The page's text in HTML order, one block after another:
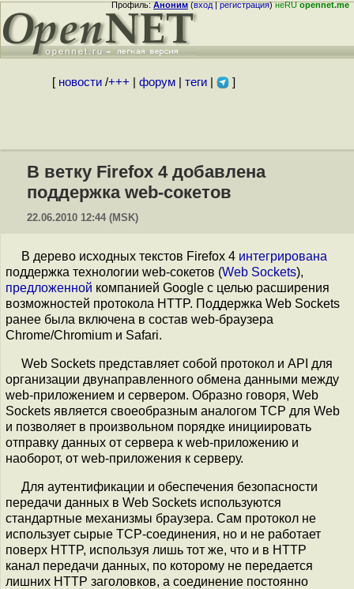
Профиль:Аноним(вход|регистрация)неRUopennet.me
[ новости/+++ форум| теги| ]
В ветку Firefox 4 добавлена
поддержка web-сокетов
22.06.2010 12:44 (MSK)
В дерево исходных текстов Firefox 4 интегрирована
поддержка технологии web-сокетов (Web Sockets),
предложенной компанией Google с целью расширения
возможностей протокола HTTP. Поддержка Web Sockets
ранее была включена в состав web-браузера
Chrome/Chromium и Safari.
Web Sockets представляет собой протокол и API для
организации двунаправленного обмена данными между
web-приложением и сервером. Образно говоря, Web
Sockets является своеобразным аналогом TCP для Web
и позволяет в произвольном порядке инициировать
отправку данных от сервера к web-приложению и
наоборот, от web-приложения к серверу.
Для аутентификации и обеспечения безопасности
передачи данных в Web Sockets используются
стандартные механизмы браузера. Сам протокол не
использует сырые TCP-соединения, но и не работает
поверх HTTP, используя лишь тот же, что и в HTTP
канал передачи данных, по которому не передается
лишних HTTP заголовков, а соединение постоянно